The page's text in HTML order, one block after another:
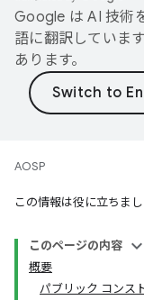
Google は AI 技術
語に翻訳していま
あります。
AOSP
この情報は役に立ちま
このページの内容
概要
パブリック コンス